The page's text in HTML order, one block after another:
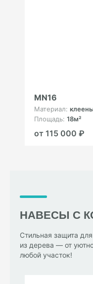
MN16
Материал:
Площадь: 18м²
от 115 000 ₽
НАВЕСЫ С
Стильная защита
из дерева — от
любой участок!